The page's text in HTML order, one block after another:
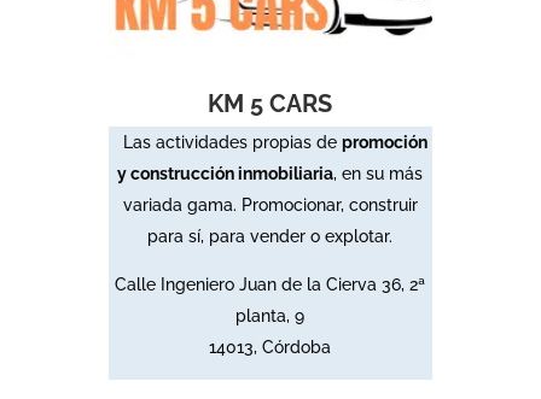
KM 5 CARS
Las actividades propias de promoción
y construcción inmobiliaria,en su más
variada gama. Promocionar, construir
para sí, para vender o explotar.
Calle Ingeniero Juan de la Cierva 36, 2ª
planta, 9
14013, Córdoba